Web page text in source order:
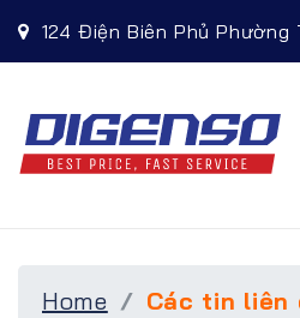
124 Điện Biên Phủ Phường
Home Các tin liên